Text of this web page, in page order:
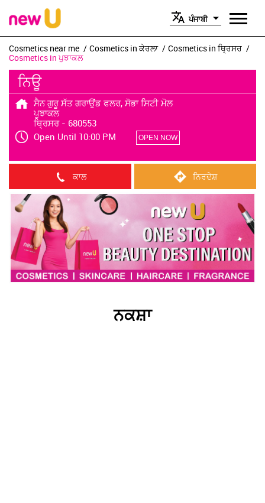
ਪੰਜਾਬੀ
Cosmetics near me Cosmetics in ਕੇਰਲਾ
Cosmetics in ਥ੍ਰਿਸਰ
Cosmetics in ਪੁਝਾਕਲ
ਨਿਊ
ਸੈਨ ਗੁਰੂ ਸੱਤ ਗਰਾਉਂਡ ਫਲਰ, ਸੋਭਾ ਸਿਟੀ ਮੋਲ
ਪੁਝਾਕਲ
ਥ੍ਰਿਸਰ- 680553
Open Until 10:00 PM
OPEN NOW
ਕਾਲ ਨਿਰਦੇਸ਼
ਨਕਸ਼ਾ